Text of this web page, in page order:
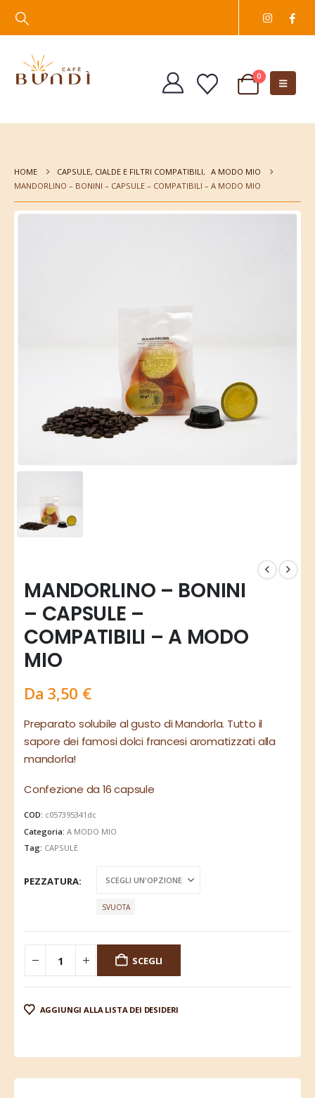
0
HOME CAPSULE, CIALDE E FILTRI COMPATIBILI, A MODO MIO
MANDORLINO – BONINI – CAPSULE – COMPATIBILI – A MODO MIO
MANDORLINO – BONINI
– CAPSULE –
COMPATIBILI – A MODO
MIO
Da 3,50 €
Preparato solubile al gusto di Mandorla. Tutto il
sapore dei famosi dolci francesi aromatizzati alla
mandorla!
Confezione da 16 capsule
COD: c057395341dc
Categoria:A MODO MIO
Tag: CAPSULE
PEZZATURA
SVUOTA
SCEGLI
AGGIUNGI ALLA LISTA DEI DESIDERI